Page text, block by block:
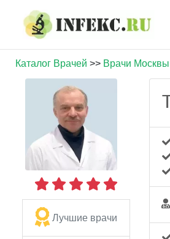
Каталог Врачей >> Врачи Москвы
Лучшие врачи